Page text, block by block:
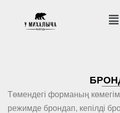
Төмендегі форманың
режимде брондап, кепілді